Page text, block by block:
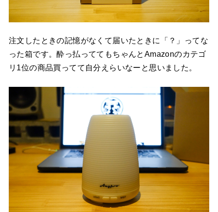
注文したときの記憶がなくて届いたときに「？」ってな
った箱です。酔っ払っててもちゃんとAmazonのカテゴ
リ1位の商品買ってて自分えらいなーと思いました。